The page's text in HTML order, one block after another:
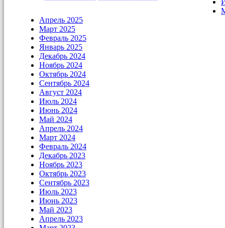
Апрель 2025
Март 2025
Февраль 2025
Январь 2025
Декабрь 2024
Ноябрь 2024
Октябрь 2024
Сентябрь 2024
Август 2024
Июль 2024
Июнь 2024
Май 2024
Апрель 2024
Март 2024
Февраль 2024
Декабрь 2023
Ноябрь 2023
Октябрь 2023
Сентябрь 2023
Июль 2023
Июнь 2023
Май 2023
Апрель 2023